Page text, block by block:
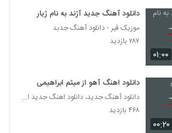
دانلود آهنگ هوروش بند خستم (Hoorosh
Band Khaastam)
۱,۷۱۰ بازدید
دانلود آهنگ وحید یگانه سن منیم سن
۰۱:۰۰
دانلود آهنگ جدید آژند به نام ژیار
موزیک قیر - دانلود آهنگ جدبد
۲۸۷ بازدید
۰۰:۲۰
دانلود اهنگ آهو از میثم ابراهیمی
دانلود آهنگ جدید، دانلود اهنگ جدید ایرانی
۴۶۸ بازدید